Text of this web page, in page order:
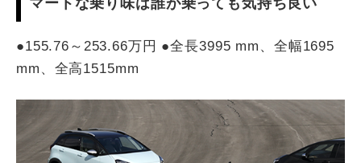
マートな乗り味は誰が乗っても気持ち良い
●155.76～253.66万円 ●全長3995 mm、全幅1695
mm、全高1515mm